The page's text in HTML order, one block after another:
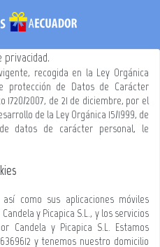
privacidad.
recogida en la Ley Orgánica
protección de Datos de Carácter
1720/2007, de 21 de diciembre, por el
de la Ley Orgánica 15/1999, de
datos de carácter personal, le
así como sus aplicaciones móviles
y Picapica S.L., y los servicios
Candela y Picapica S.L. Estamos
y tenemos nuestro domicilio